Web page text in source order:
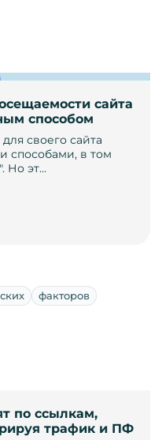
сайта
способом
своего сайта
способами, в том
Но эт…
факторов
по ссылкам,
трафик и ПФ